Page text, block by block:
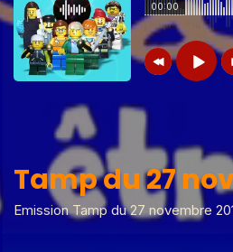
00:00
Tendances à m'plaire
Tendances à m'plaire
Tamp du 27
Emission Tamp du 27 novembre